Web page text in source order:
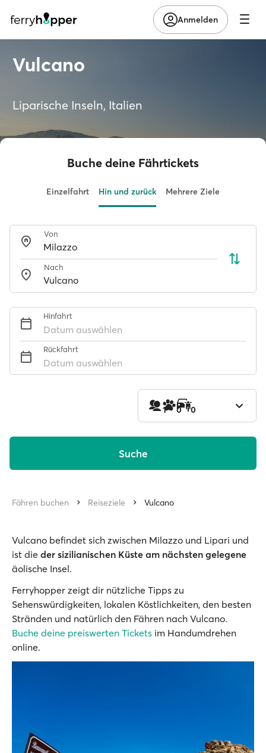
Anmelden
Vulcano
Liparische Inseln, Italien
Buche deine Fährtickets
Einzelfahrt Hin und zurück Mehrere Ziele
Von
Nach
Hinfahrt
Datum auswählen
Rückfahrt
Datum auswählen
1 0 0
Suche
Fähren buchen Reiseziele Vulcano
Vulcano befindet sich zwischen Milazzo und Lipari und
ist die der sizilianischen Küste am nächsten gelegene
äolische Insel.
Ferryhopper zeigt dir nützliche Tipps zu
Sehenswürdigkeiten, lokalen Köstlichkeiten, den besten
Stränden und natürlich den Fähren nach Vulcano.
Buche deine preiswerten Tickets im Handumdrehen
online.